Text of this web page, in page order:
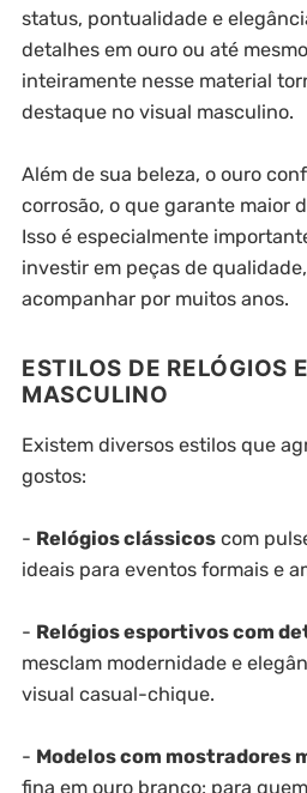
status, pontualidade e
detalhes em ouro ou até
inteiramente nesse material
destaque no visual masculino.
Além de sua beleza, o ouro
corrosão, o que garante maior
Isso é especialmente
investir em peças de
acompanhar por muitos anos.
ESTILOS DE RELÓGIOS
MASCULINO
Existem diversos estilos que
gostos:
- Relógios clássicoscom
ideais para eventos formais e
- Relógios esportivos com
mesclam modernidade e
visual casual-chique.
- Modelos com mostradores
fina em ouro branco: para